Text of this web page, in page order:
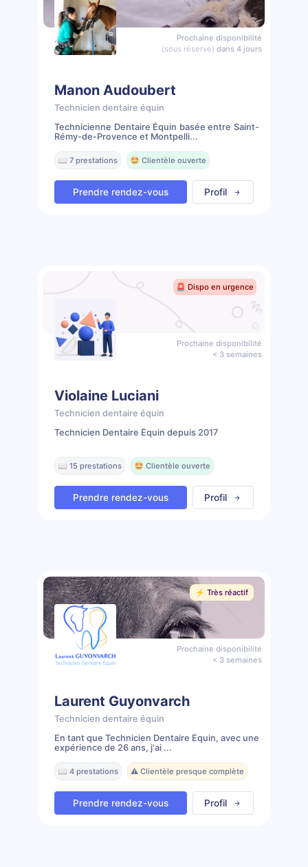
Prochaine disponibilité
(sous réserve) dans 4 jours
Manon Audoubert
Technicien dentaire équin
Technicienne Dentaire Équin basée entre Saint-
Rémy-de-Provence et Montpelli...
📖 7 prestations 🤩 Clientèle ouverte
Prendre rendez-vous Profil
🚨 Dispo en urgence
Prochaine disponibilité
< 3 semaines
Violaine Luciani
Technicien dentaire équin
Technicien Dentaire Équin depuis 2017
📖 15 prestations 🤩 Clientèle ouverte
Prendre rendez-vous Profil
⚡️ Très réactif
Prochaine disponibilité
< 3 semaines
Laurent Guyonvarch
Technicien dentaire équin
En tant que Technicien Dentaire Équin, avec une
expérience de 26 ans, j'ai ...
📖 4 prestations ⚠️ Clientèle presque complète
Prendre rendez-vous Profil